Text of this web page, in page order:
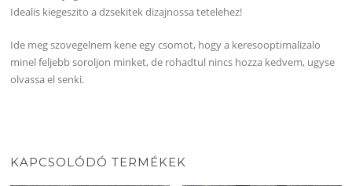
Idealis kiegeszito a dzsekitek dizajnossa tetelehez!
Ide meg szovegelnem kene egy csomot, hogy a keresooptimalizalo
minel feljebb soroljon minket, de rohadtul nincs hozza kedvem, ugyse
olvassa el senki.
KAPCSOLÓDÓ TERMÉKEK